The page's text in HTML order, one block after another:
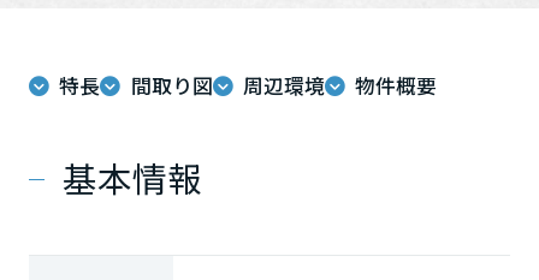
特長 間取り図 周辺環境 物件概要
基本情報